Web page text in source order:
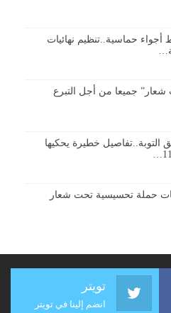
أجواء حماسية..تنظيم نهائيات
شعار” جميعا من أجل التبرع
التوبة..تفاصيل خطيرة يحكيها
حملة تحسيسية تحت شعار
تويتر
انضم إلينا في تويتر